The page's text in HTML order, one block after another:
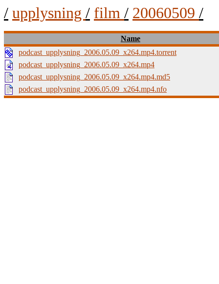
/ upplysning / film / 20060509 /
Name
podcast_upplysning_2006.05.09_x264.mp4.torrent
podcast_upplysning_2006.05.09_x264.mp4
podcast_upplysning_2006.05.09_x264.mp4.md5
podcast_upplysning_2006.05.09_x264.mp4.nfo